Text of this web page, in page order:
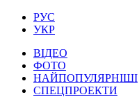
РУС
УКР
ВІДЕО
ФОТО
НАЙПОПУЛЯРНІШІ
СПЕЦПРОЕКТИ